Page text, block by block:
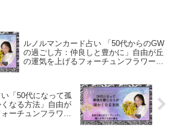
まうかもし
も、意外
減するためにはどうしたら？木
...
ルノルマンカード占い 「50代からのGW
の過ごし方：仲良しと豊かに」自由が丘
の運気を上げるフォーチュンフラワー&
「50代になって孤
なる方法」自由が
ーチュンフラワー